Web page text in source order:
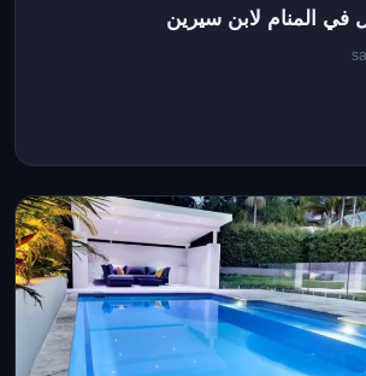
في المنام لابن سيرين